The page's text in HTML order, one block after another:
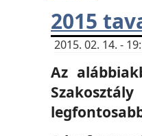
2015
2015. 02. 14. -
Az